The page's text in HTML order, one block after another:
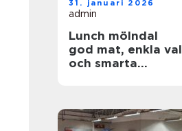
31. januari 2026
admin
Lunch mölndal
god mat, enkla val
och smarta